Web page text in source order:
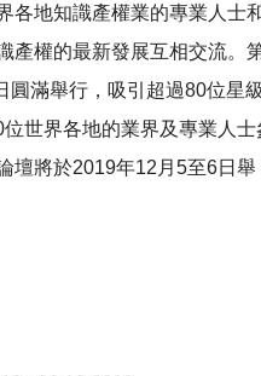
各地知識產權業的專業人士
產權的最新發展互相交流。
圓滿舉行，吸引超過80位星
世界各地的業界及專業人士
壇將於2019年12月5至6日舉